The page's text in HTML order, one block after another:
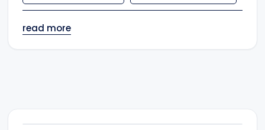
read more